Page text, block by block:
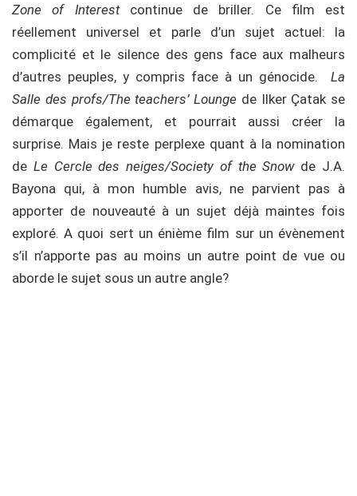
Zone of Interestcontinue de briller. Ce film
est
réellement universel et parle d’un sujet actuel: la
complicité et le silence des gens face aux malheurs
d’autres peuples, y compris face à un génocide. La
Salle des profs/The teachers’ Lounge de Ilker Çatak se
démarque également, et pourrait aussi créer la
surprise. Mais je reste perplexe quant à la nomination
de Le Cercle des neiges/Society of the Snowde J.A.
Bayona qui, à mon humble avis, ne parvient pas à
apporter de nouveauté à un sujet déjà maintes fois
exploré. A quoi sert un énième film sur un évènement
s’il n’apporte pas au moins un autre point de vue ou
aborde le sujet sous un autre angle?